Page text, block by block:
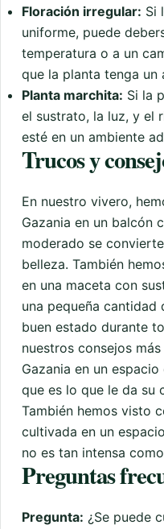
Floración irregular: Si
uniforme, puede
temperatura o a un
que la planta tenga un
Planta marchita: Si la
el sustrato, la luz, y el
esté en un ambiente
Trucos y
En nuestro vivero,
Gazania en un balcón
moderado se
belleza. También
en una maceta con
una pequeña cantidad
buen estado durante
nuestros consejos
Gazania en un
que es lo que le da su
También hemos visto
cultivada en un
no es tan intensa
Preguntas
Pregunta: ¿Se puede